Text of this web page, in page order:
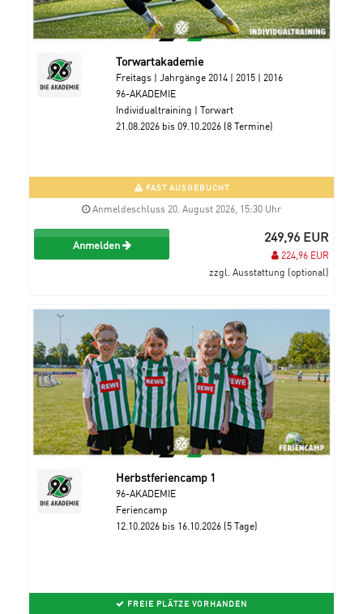
Torwartakademie
Freitags | Jahrgänge 2014 | 2015 | 2016
96-AKADEMIE
Individualtraining | Torwart
21.08.2026 bis 09.10.2026 (8 Termine)
FAST AUSGEBUCHT
Anmeldeschluss 20. August 2026, 15:30 Uhr
Anmelden 249,96 EUR
224,96 EUR
zzgl. Ausstattung (optional)
Herbstferiencamp 1
96-AKADEMIE
Feriencamp
12.10.2026 bis 16.10.2026 (5 Tage)
FREIE PLÄTZE VORHANDEN